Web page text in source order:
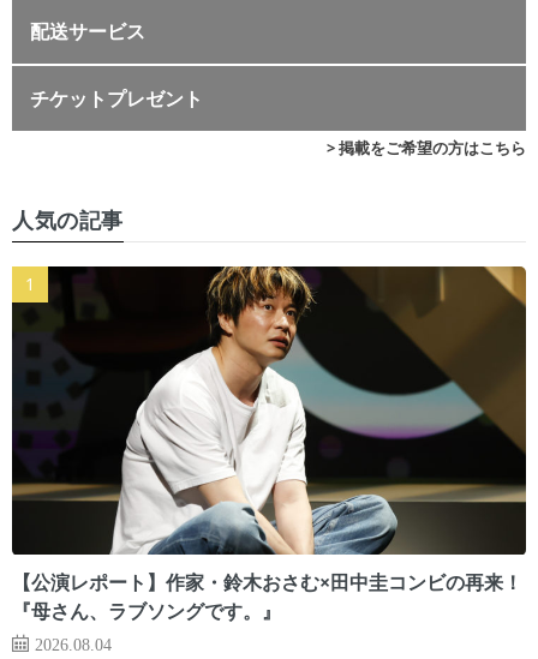
配送サービス
チケットプレゼント
> 掲載をご希望の方はこちら
人気の記事
【公演レポート】作家・鈴木おさむ×田中圭コンビの再来！
『母さん、ラブソングです。』
2026.08.04